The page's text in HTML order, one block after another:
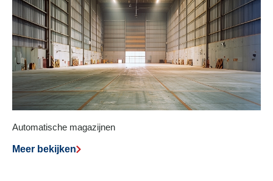
Automatische magazijnen
Meer bekijken